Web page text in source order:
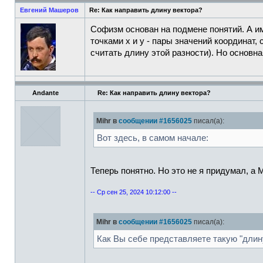
Евгений Машеров Re: Как направить длину вектора?
Софизм основан на подмене понятий. А
точками x и y - пары значений
считать длину этой разности). Но
Andante Re: Как направить длину вектора?
Mihr в сообщении #1656025 писал(а):
Вот здесь, в самом начале:
Теперь понятно. Но это не я придумал, а
-- Ср сен 25, 2024 10:12:00 --
Mihr в сообщении #1656025 писал(а):
Как Вы себе представляете такую